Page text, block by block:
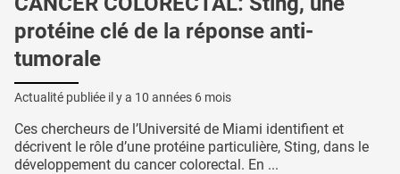
protéine clé de la réponse anti-
tumorale
Actualité publiée il y a 10 années 6 mois
Ces chercheurs de l’Université de Miami identifient et
décrivent le rôle d’une protéine particulière, Sting, dans le
développement du cancer colorectal. En ...